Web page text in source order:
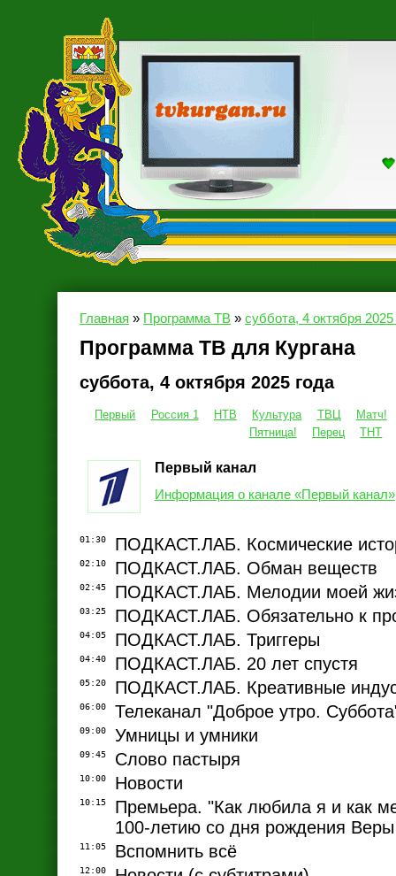
Главная » Программа ТВ » суббота, 4 октября 2025
Программа ТВ для Кургана
суббота, 4 октября 2025 года
Первый Россия 1 НТВ Культура ТВЦ
Матч!
Пятница!
Перец ТНТ
Первый канал
Информация о канале «Первый канал»
01:30 ПОДКАСТ.ЛАБ. Космические
02:10 ПОДКАСТ.ЛАБ. Обман веществ
02:45 ПОДКАСТ.ЛАБ. Мелодии моей
03:25 ПОДКАСТ.ЛАБ. Обязательно к
04:05 ПОДКАСТ.ЛАБ. Триггеры
04:40 ПОДКАСТ.ЛАБ. 20 лет спустя
05:20 ПОДКАСТ.ЛАБ. Креативные
06:00 Телеканал "Доброе утро.
09:00 Умницы и умники
09:45 Слово пастыря
10:00 Новости
10:15
Премьера. "Как любила я и как
100-летию со дня рождения
11:05 Вспомнить всё
12:00